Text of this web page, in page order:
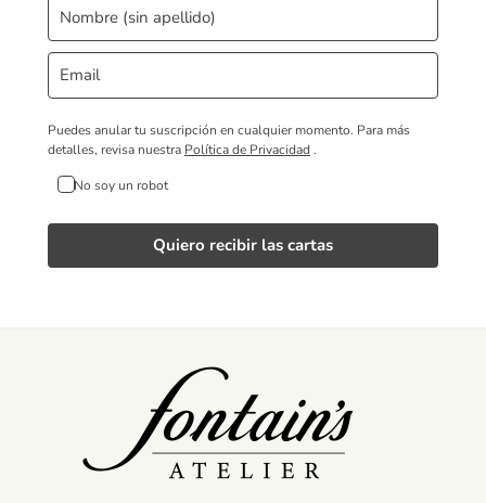
Puedes anular tu suscripción en cualquier momento. Para más
detalles, revisa nuestra Política de Privacidad .
No soy un robot
Quiero recibir las cartas